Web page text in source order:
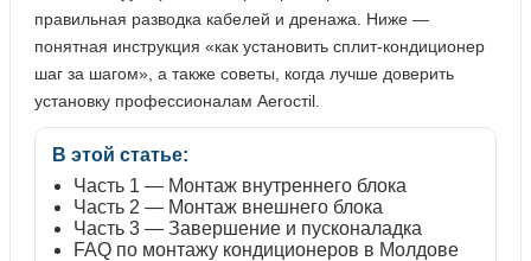
правильная разводка кабелей и дренажа. Ниже —
понятная инструкция «как установить сплит-кондиционер
шаг за шагом», а также советы, когда лучше доверить
установку профессионалам Aerостil.
В этой статье:
Часть 1 — Монтаж внутреннего блока
Часть 2 — Монтаж внешнего блока
Часть 3 — Завершение и пусконаладка
FAQ по монтажу кондиционеров в Молдове